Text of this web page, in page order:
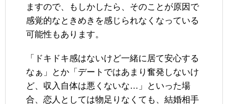
ますので、もしかしたら、そのことが原因で
感覚的なときめきを感じられなくなっている
可能性もあります。
「ドキドキ感はないけど一緒に居て安心する
なぁ」とか「デートではあまり奮発しないけ
ど、収入自体は悪くないな…」といった場
合、恋人としては物足りなくても、結婚相手